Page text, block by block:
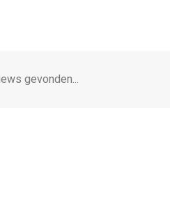
gevonden...